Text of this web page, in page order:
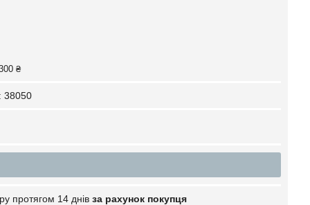
₴
38050
протягом 14 днів за рахунок покупця